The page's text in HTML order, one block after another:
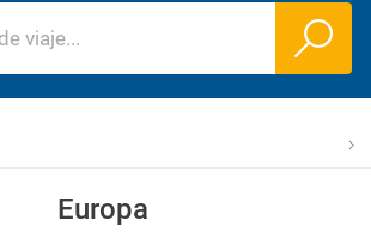
viaje...
Europa